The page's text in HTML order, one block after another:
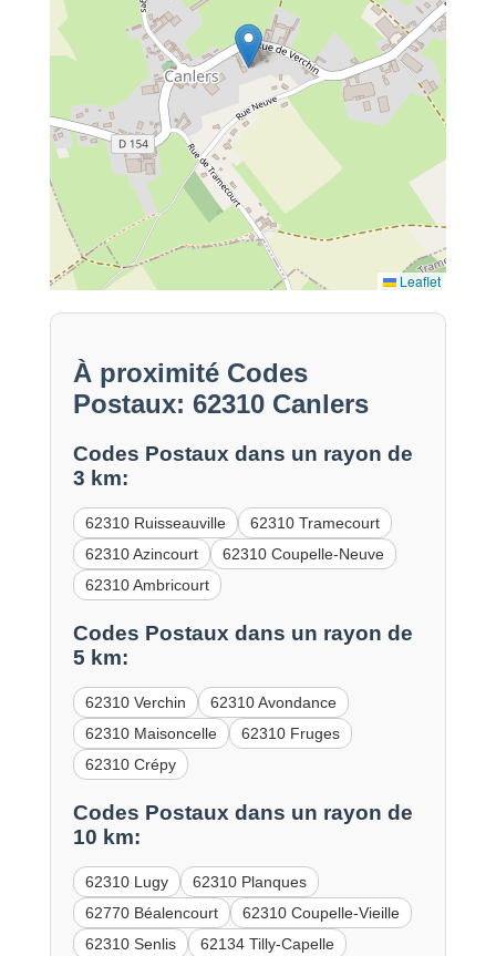
Leaflet
À proximité Codes
Postaux: 62310 Canlers
Codes Postaux dans un rayon de
3 km:
62310 Ruisseauville
62310 Tramecourt
62310 Azincourt
62310 Coupelle-Neuve
62310 Ambricourt
Codes Postaux dans un rayon de
5 km:
62310 Verchin
62310 Avondance
62310 Maisoncelle
62310 Fruges
62310 Crépy
Codes Postaux dans un rayon de
10 km:
62310 Lugy
62310 Planques
62770 Béalencourt
62310 Coupelle-Vieille
62310 Senlis
62134 Tilly-Capelle